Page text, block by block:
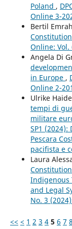
Poland ,
Online 3-
Bertil
Online: Vol.
Angela Di
in Europe ,
Online 2-
Ulrike
tempi di
militare
SP1 (2024):
Pescara
pacifista e
Laura
Indigenous
and Legal
No. 3
<< < 1 2 3 4 5 6 7 8